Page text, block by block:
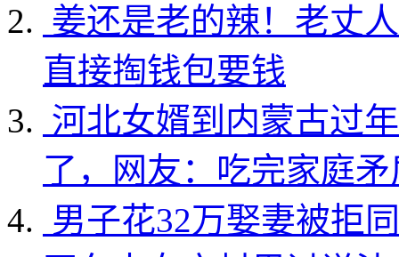
姜还是老的辣！老丈
直接掏钱包要钱
河北女婿到内蒙古过
了，网友：吃完家庭
男子花32万娶妻被拒